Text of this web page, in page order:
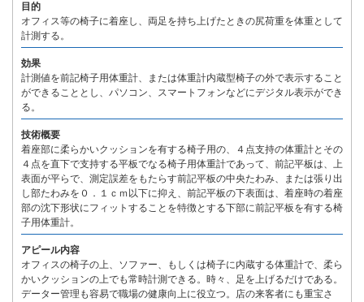
目的
オフィス等の椅子に着座し、両足を持ち上げたときの尻荷重を体重として
計測する。
効果
計測値を前記椅子用体重計、または体重計内蔵型椅子の外で表示すること
ができることとし、パソコン、スマートフォンなどにデジタル表示ができ
る。
技術概要
着座部に柔らかいクッションを有する椅子用の、４点支持の体重計とその
４点を直下で支持する平板でなる椅子用体重計であって、前記平板は、上
表面が平らで、測定誤差をもたらす前記平板の中央たわみ、または張り出
し部たわみを０．１ｃｍ以下に抑え、前記平板の下表面は、着座時の着座
部の沈下形状にフィットすることを特徴とする下部に前記平板を有する椅
子用体重計。
アピール内容
オフィスの椅子の上、ソファー、もしくは椅子に内蔵する体重計で、柔ら
かいクッションの上でも常時計測できる。時々、足を上げるだけである。
データー管理も容易で職場の健康向上に役立つ。店の来客者にも重宝さ